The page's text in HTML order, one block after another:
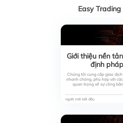
Easy Trading
Giới thiệu nền
định
Chúng tôi cung cấp giao
nhanh chóng, phù hợp với
quan trọng về sự công
người mới bắt đầu